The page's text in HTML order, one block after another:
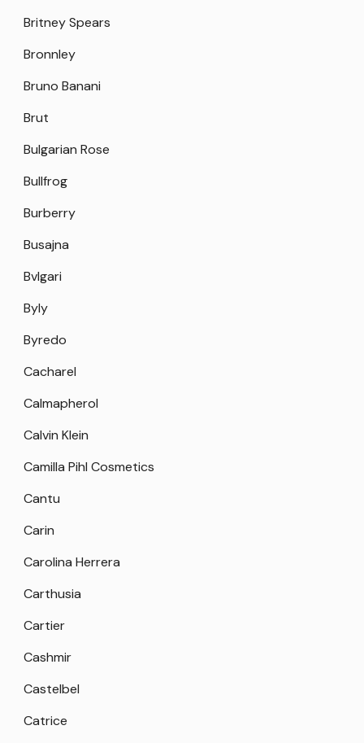
Britney Spears
Bronnley
Bruno Banani
Brut
Bulgarian Rose
Bullfrog
Burberry
Busajna
Bvlgari
Byly
Byredo
Cacharel
Calmapherol
Calvin Klein
Camilla Pihl Cosmetics
Cantu
Carin
Carolina Herrera
Carthusia
Cartier
Cashmir
Castelbel
Catrice